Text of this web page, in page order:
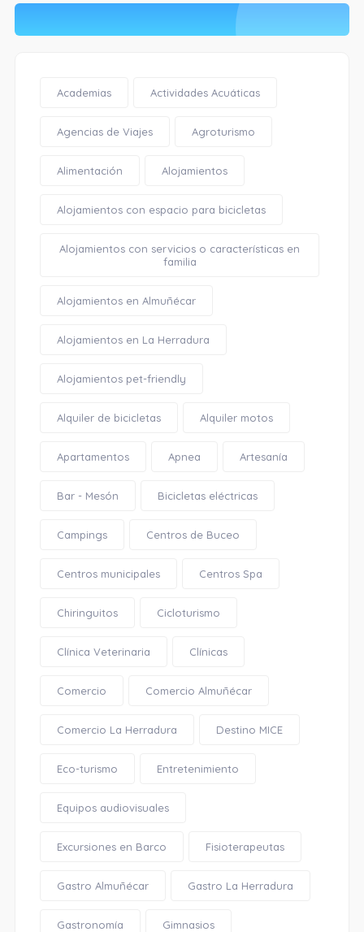
Academias Actividades Acuáticas
Agencias de Viajes Agroturismo
Alimentación Alojamientos
Alojamientos con espacio para bicicletas
Alojamientos con servicios o características en
familia
Alojamientos en Almuñécar
Alojamientos en La Herradura
Alojamientos pet-friendly
Alquiler de bicicletas Alquiler motos
Apartamentos Apnea Artesanía
Bar - Mesón Bicicletas eléctricas
Campings Centros de Buceo
Centros municipales Centros Spa
Chiringuitos Cicloturismo
Clínica Veterinaria Clínicas
Comercio Comercio Almuñécar
Comercio La Herradura Destino MICE
Eco-turismo Entretenimiento
Equipos audiovisuales
Excursiones en Barco Fisioterapeutas
Gastro Almuñécar Gastro La Herradura
Gastronomía Gimnasios